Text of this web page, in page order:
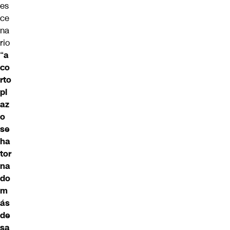
es
ce
na
rio
“a
co
rto
pl
az
o
se
ha
tor
na
do
m
ás
de